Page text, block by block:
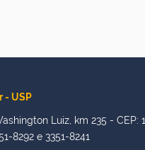
- USP
Luiz, km 235 - CEP:
8292 e 3351-8241